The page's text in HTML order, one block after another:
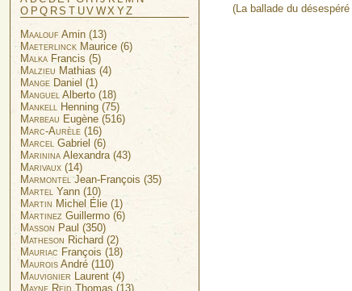
(La ballade du désespéré
O PQ RST UV WX YZ
Maalouf Amin (13)
Maeterlinck Maurice (6)
Malka Francis (5)
Malzieu Mathias (4)
Mange Daniel (1)
Manguel Alberto (18)
Mankell Henning (75)
Marbeau Eugène (516)
Marc-Aurèle (16)
Marcel Gabriel (6)
Marinina Alexandra (43)
Marivaux (14)
Marmontel Jean-François (35)
Martel Yann (10)
Martin Michel Élie (1)
Martinez Guillermo (6)
Masson Paul (350)
Matheson Richard (2)
Mauriac François (18)
Maurois André (110)
Mauvignier Laurent (4)
Mayne Reid Thomas (13)